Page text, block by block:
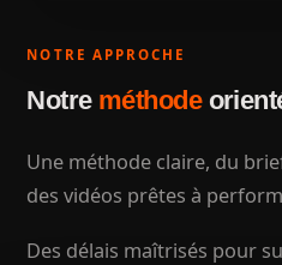
NOTRE APPROCHE
Notre méthode
Une méthode claire, du
des vidéos prêtes à
Des délais maîtrisés pour